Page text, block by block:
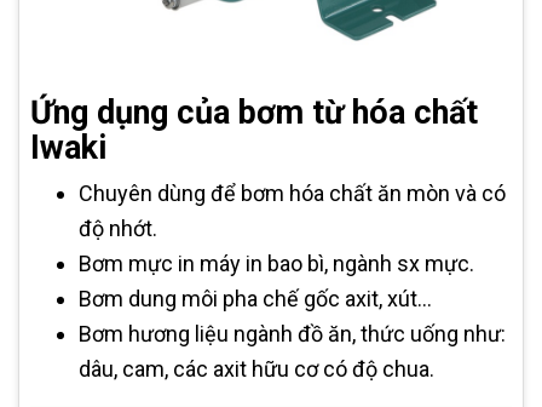
Ứng dụng của bơm từ hóa chất
Iwaki
Chuyên dùng để bơm hóa chất ăn mòn và có
độ nhớt.
Bơm mực in máy in bao bì, ngành sx mực.
Bơm dung môi pha chế gốc axit, xút...
Bơm hương liệu ngành đồ ăn, thức uống như:
dâu, cam, các axit hữu cơ có độ chua.